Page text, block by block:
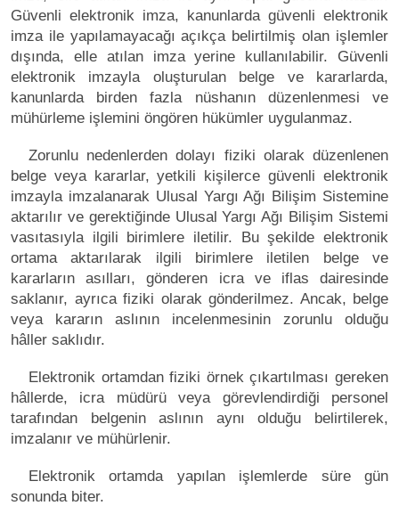
Güvenli elektronik imza, kanunlarda güvenli elektronik
imza ile yapılamayacağı açıkça belirtilmiş olan işlemler
dışında, elle atılan imza yerine kullanılabilir. Güvenli
elektronik imzayla oluşturulan belge ve kararlarda,
kanunlarda birden fazla nüshanın düzenlenmesi ve
mühürleme işlemini öngören hükümler uygulanmaz.
Zorunlu nedenlerden dolayı fiziki olarak düzenlenen
belge veya kararlar, yetkili kişilerce güvenli elektronik
imzayla imzalanarak Ulusal Yargı Ağı Bilişim Sistemine
aktarılır ve gerektiğinde Ulusal Yargı Ağı Bilişim Sistemi
vasıtasıyla ilgili birimlere iletilir. Bu şekilde elektronik
ortama aktarılarak ilgili birimlere iletilen belge ve
kararların asılları, gönderen icra ve iflas dairesinde
saklanır, ayrıca fiziki olarak gönderilmez. Ancak, belge
veya kararın aslının incelenmesinin zorunlu olduğu
hâller saklıdır.
Elektronik ortamdan fiziki örnek çıkartılması gereken
hâllerde, icra müdürü veya görevlendirdiği personel
tarafından belgenin aslının aynı olduğu belirtilerek,
imzalanır ve mühürlenir.
Elektronik ortamda yapılan işlemlerde süre gün
sonunda biter.